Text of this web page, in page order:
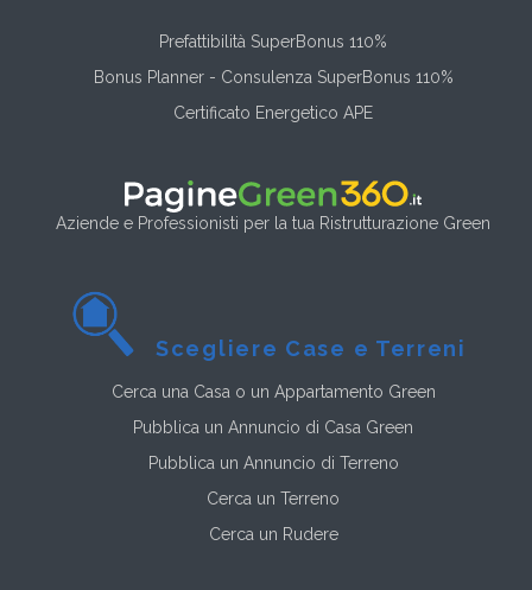
Prefattibilità SuperBonus 110%
Bonus Planner - Consulenza SuperBonus 110%
Certificato Energetico APE
Aziende e Professionisti per la tua Ristrutturazione Green
Scegliere Case e Terreni
Cerca una Casa o un Appartamento Green
Pubblica un Annuncio di Casa Green
Pubblica un Annuncio di Terreno
Cerca un Terreno
Cerca un Rudere